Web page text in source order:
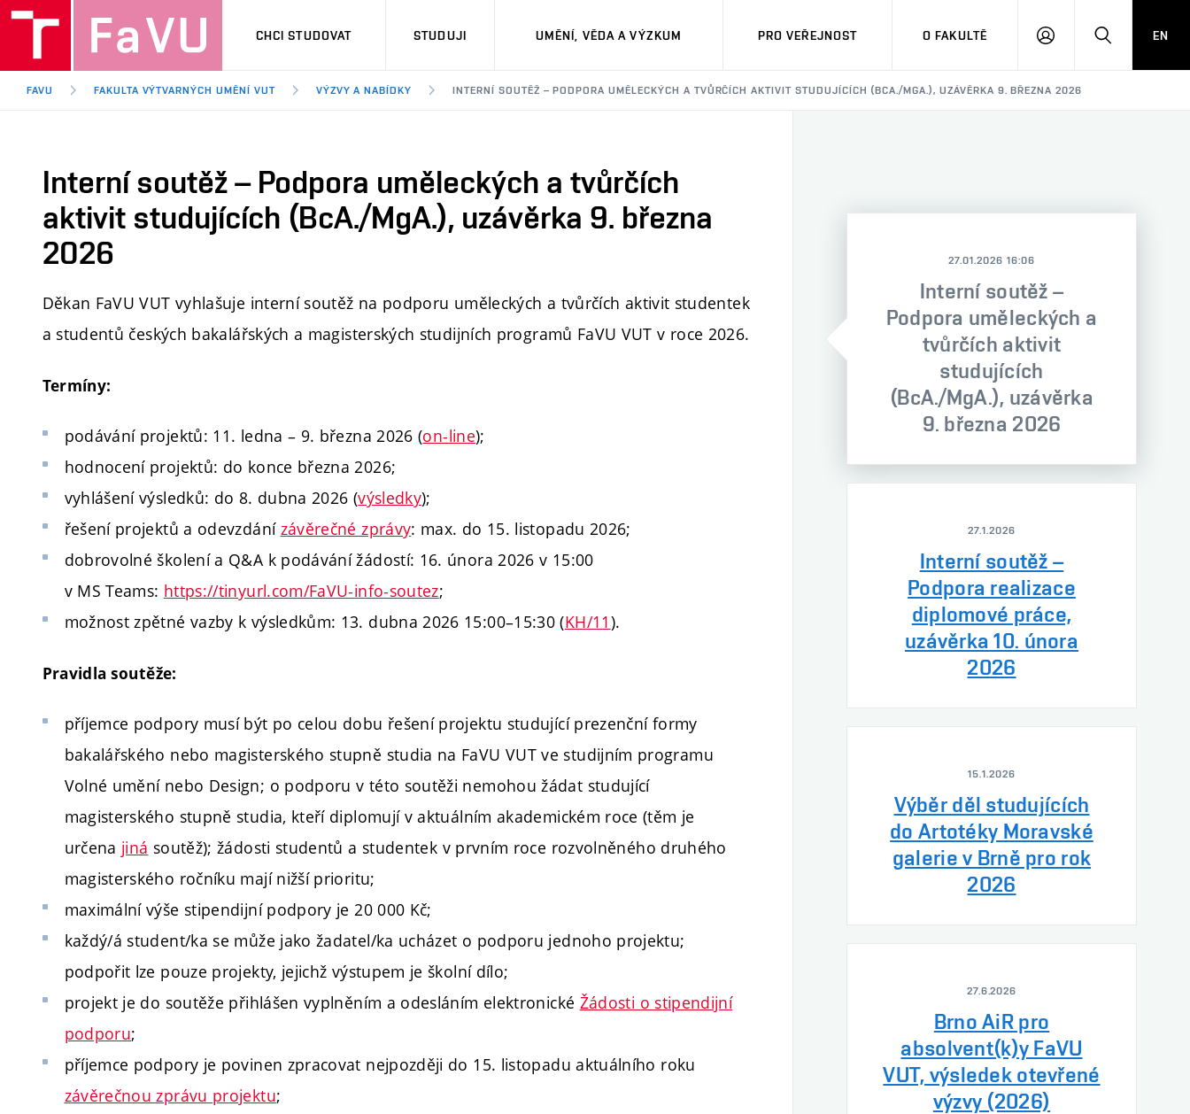
CHCI STUDOVAT STUDUJI UMĚNÍ, VĚDA A VÝZKUM PRO VEŘEJNOST O FAKULTĚ
PŘIHLÁSITHLEDAT
EN
FAVU FAKULTA VÝTVARNÝCH UMĚNÍ VUT VÝZVY A NABÍDKY INTERNÍ SOUTĚŽ – PODPORA UMĚLECKÝCH A TVŮRČÍCH AKTIVIT STUDUJÍCÍCH (BCA./MGA.), UZÁVĚRKA 9. BŘEZNA 2026
Interní soutěž – Podpora uměleckých a tvůrčích
aktivit studujících (BcA./MgA.), uzávěrka 9. března
2026
Děkan FaVU VUT vyhlašuje interní soutěž na podporu uměleckých a tvůrčích aktivit studentek
a studentů českých bakalářských a magisterských studijních programů FaVU VUT v roce 2026.
Termíny:
podávání projektů: 11. ledna – 9. března 2026 (on-line);
hodnocení projektů: do konce března 2026;
vyhlášení výsledků: do 8. dubna 2026 (výsledky);
řešení projektů a odevzdání závěrečné zprávy: max. do 15. listopadu 2026;
dobrovolné školení a Q&A k podávání žádostí: 16. února 2026 v 15:00
v MS Teams: https://tinyurl.com/FaVU-info-soutez;
možnost zpětné vazby k výsledkům: 13. dubna 2026 15:00–15:30 (KH/11).
Pravidla soutěže:
příjemce podpory musí být po celou dobu řešení projektu studující prezenční formy
bakalářského nebo magisterského stupně studia na FaVU VUT ve studijním programu
Volné umění nebo Design; o podporu v této soutěži nemohou žádat studující
magisterského stupně studia, kteří diplomují v aktuálním akademickém roce (těm je
určena jiná soutěž); žádosti studentů a studentek v prvním roce rozvolněného druhého
magisterského ročníku mají nižší prioritu;
maximální výše stipendijní podpory je 20 000 Kč;
každý/á student/ka se může jako žadatel/ka ucházet o podporu jednoho projektu;
podpořit lze pouze projekty, jejichž výstupem je školní dílo;
projekt je do soutěže přihlášen vyplněním a odesláním elektronické Žádosti o stipendijní
podporu;
příjemce podpory je povinen zpracovat nejpozději do 15. listopadu aktuálního roku
závěrečnou zprávu projektu;
27.01.2026 16:06
Interní soutěž –
Podpora uměleckých a
tvůrčích aktivit
studujících
(BcA./MgA.), uzávěrka
9. března 2026
27.1.2026
Interní soutěž –
Podpora realizace
diplomové práce,
uzávěrka 10. února
2026
15.1.2026
Výběr děl studujících
do Artotéky Moravské
galerie v Brně pro rok
2026
27.6.2026
Brno AiR pro
absolvent(k)y FaVU
VUT, výsledek otevřené
výzvy (2026)